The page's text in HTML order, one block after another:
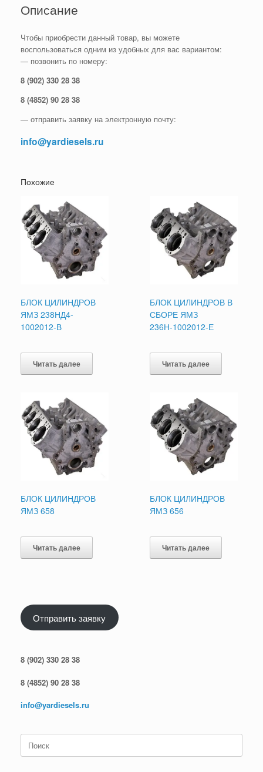
Описание
Чтобы приобрести данный товар, вы можете
воспользоваться одним из удобных для вас вариантом:
— позвонить по номеру:
8 (902) 330 28 38
8 (4852) 90 28 38
— отправить заявку на электронную почту:
info@yardiesels.ru
Похожие
БЛОК ЦИЛИНДРОВ
ЯМЗ 238НД4-
1002012-В
Читать далее
БЛОК ЦИЛИНДРОВ В
СБОРЕ ЯМЗ
236Н-1002012-Е
Читать далее
БЛОК ЦИЛИНДРОВ
ЯМЗ 658
Читать далее
БЛОК ЦИЛИНДРОВ
ЯМЗ 656
Читать далее
Отправить заявку
8 (902) 330 28 38
8 (4852) 90 28 38
info@yardiesels.ru
по: